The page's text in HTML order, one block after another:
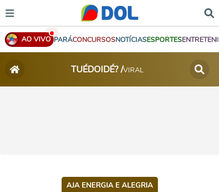
AO VIVO PARÁCONCURSOSNOTÍCIASESPORTES
TUÉDOIDÉ? /VIRAL
AJA ENERGIA E ALEGRIA